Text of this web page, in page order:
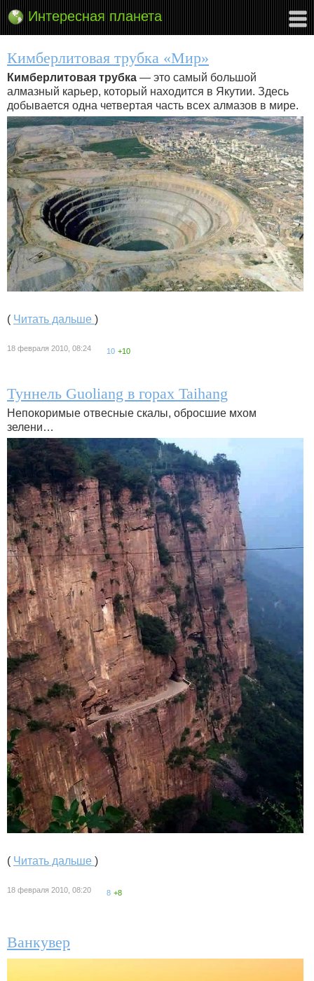
Интересная планета
Кимберлитовая трубка «Мир»
Кимберлитовая трубка — это самый большой
алмазный карьер, который находится в Якутии. Здесь
добывается одна четвертая часть всех алмазов в мире.
( Читать дальше )
18 февраля 2010, 08:24 10 +10
Туннель Guoliang в горах Taihang
Непокоримые отвесные скалы, обросшие мхом
зелени…
( Читать дальше )
18 февраля 2010, 08:20 8 +8
Ванкувер